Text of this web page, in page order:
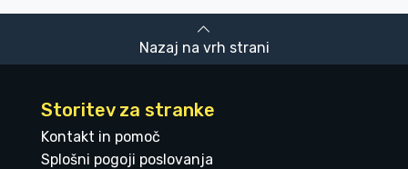
Nazaj na vrh strani
Storitev za stranke
Kontakt in pomoč
Splošni pogoji poslovanja